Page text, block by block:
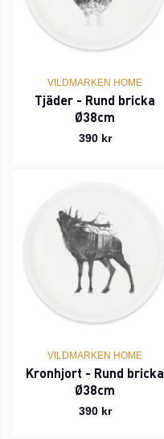
VILDMARKEN HOME
Tjäder - Rund bricka
Ø38cm
390 kr
VILDMARKEN HOME
Kronhjort - Rund bricka
Ø38cm
390 kr